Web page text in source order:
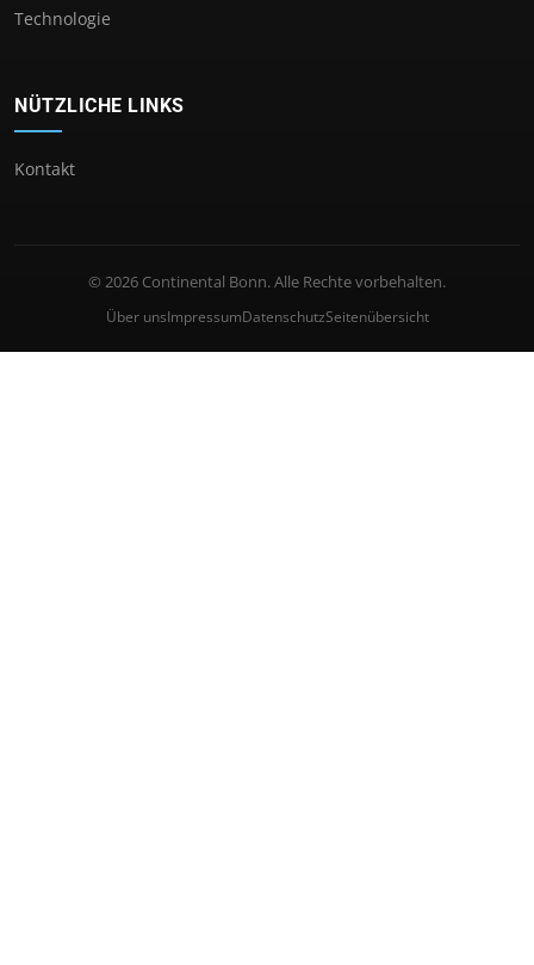
Technologie
NÜTZLICHE LINKS
Kontakt
© 2026 Continental Bonn. Alle Rechte vorbehalten.
Über unsImpressumDatenschutzSeitenübersicht